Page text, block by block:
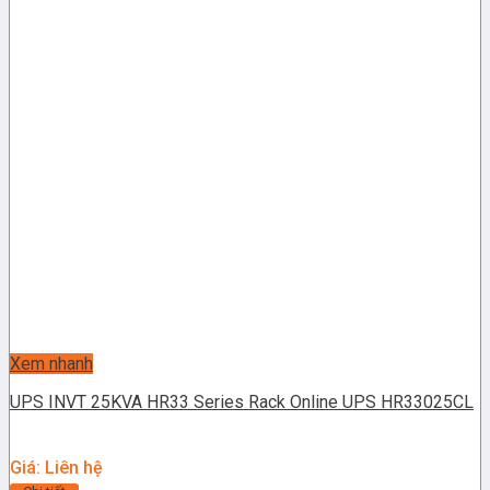
Xem nhanh
UPS INVT 25KVA HR33 Series Rack Online UPS HR33025CL
Giá: Liên hệ